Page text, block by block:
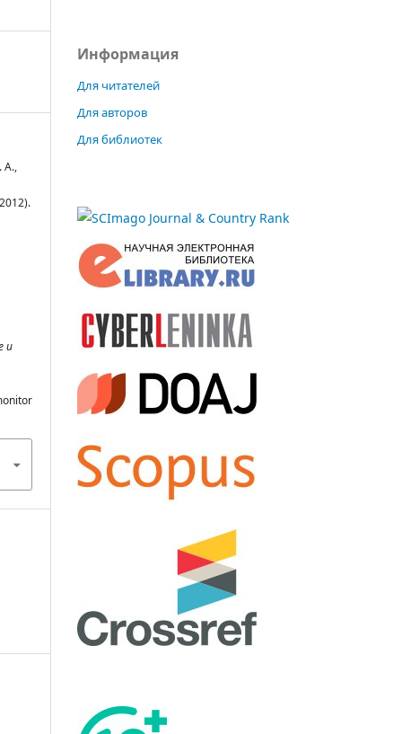
А.,
и
Информация
Для читателей
Для авторов
Для библиотек